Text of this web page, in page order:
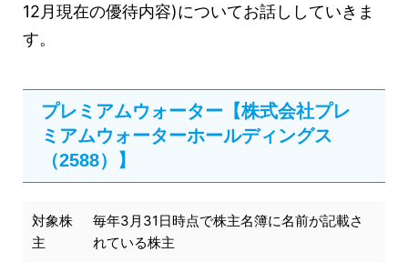
12月現在の優待内容)についてお話ししていきま
す。
プレミアムウォーター【株式会社プレ
ミアムウォーターホールディングス
（2588）】
対象株
主
毎年3月31日時点で株主名簿に名前が記載さ
れている株主